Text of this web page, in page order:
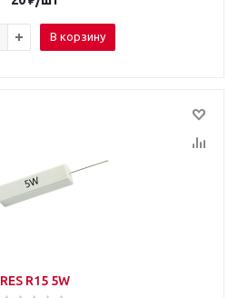
В корзину
RES R15 5W